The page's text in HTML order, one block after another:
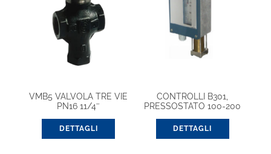
VMB5 VALVOLA TRE VIE
PN16 11/4″
DETTAGLI
CONTROLLI B301,
PRESSOSTATO 100-200
DETTAGLI